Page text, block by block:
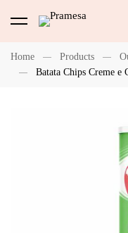
Home Products
Batata Chips Creme e